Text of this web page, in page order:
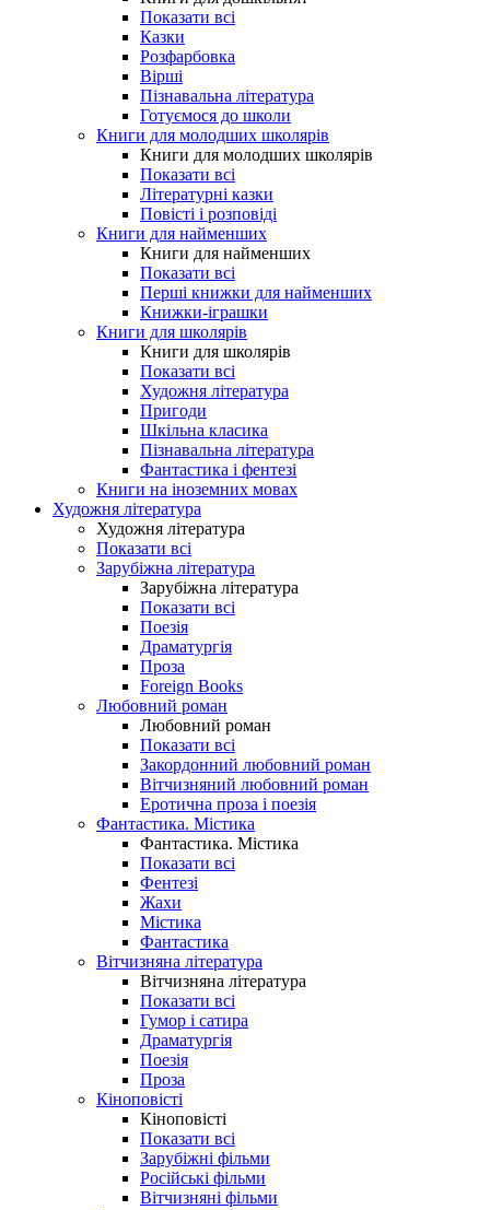
Показати всі
Казки
Розфарбовка
Вірші
Пізнавальна література
Готуємося до школи
Книги для молодших школярів
Книги для молодших школярів
Показати всі
Літературні казки
Повісті і розповіді
Книги для найменших
Книги для найменших
Показати всі
Перші книжки для найменших
Книжки-іграшки
Книги для школярів
Книги для школярів
Показати всі
Художня література
Пригоди
Шкільна класика
Пізнавальна література
Фантастика і фентезі
Книги на іноземних мовах
Художня література
Художня література
Показати всі
Зарубіжна література
Зарубіжна література
Показати всі
Поезія
Драматургія
Проза
Foreign Books
Любовний роман
Любовний роман
Показати всі
Закордонний любовний роман
Вітчизняний любовний роман
Еротична проза і поезія
Фантастика. Містика
Фантастика. Містика
Показати всі
Фентезі
Жахи
Містика
Фантастика
Вітчизняна література
Вітчизняна література
Показати всі
Гумор і сатира
Драматургія
Поезія
Проза
Кіноповісті
Кіноповісті
Показати всі
Зарубіжні фільми
Російські фільми
Вітчизняні фільми